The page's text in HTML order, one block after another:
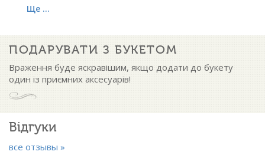
Ще ...
ПОДАРУВАТИ З БУКЕТОМ
Враження буде яскравішим, якщо додати до букету
один із приємних аксесуарів!
Відгуки
все отзывы »